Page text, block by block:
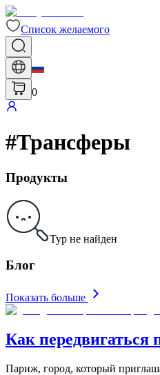
Список желаемого
0
#Трансферы
Продукты
Тур не найден
Блог
Показать больше
Как передвигаться
Париж, город, который